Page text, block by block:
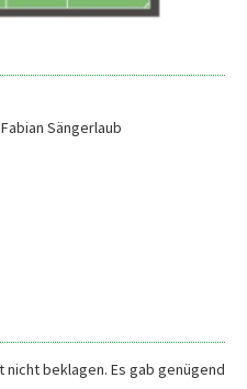
Fabian Sängerlaub
nicht beklagen. Es gab genügend